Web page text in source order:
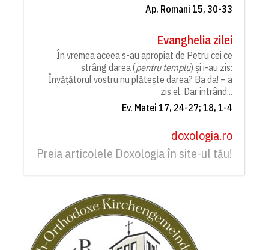
Ap. Romani 15, 30-33
Evanghelia zilei
În vremea aceea s-au apropiat de Petru cei ce
strâng darea (pentru templu) și i-au zis:
Învățătorul vostru nu plătește darea? Ba da! – a
zis el. Dar intrând...
Ev. Matei 17, 24-27; 18, 1-4
doxologia.ro
Preia articolele Doxologia în site-ul tău!